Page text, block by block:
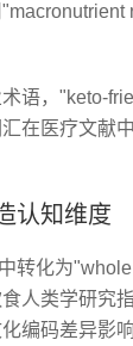
语，"keto-
在医疗文献
认知维度
转化为
人类学研究
编码差异影